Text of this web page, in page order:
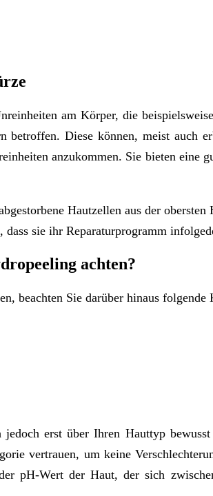
am Körper, die
Diese können, meist auch
anzukommen. Sie bieten
Hautzellen aus der
sie ihr Reparaturprogramm
achten?
beachten Sie darüber hinaus folgende
erst über Ihren Hauttyp
vertrauen, um keine
pH-Wert der Haut, der sich